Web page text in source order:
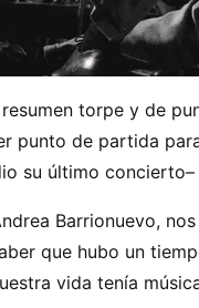
torpe y de
punto de partida
su último
Barrionuevo,
que hubo un
vida tenía